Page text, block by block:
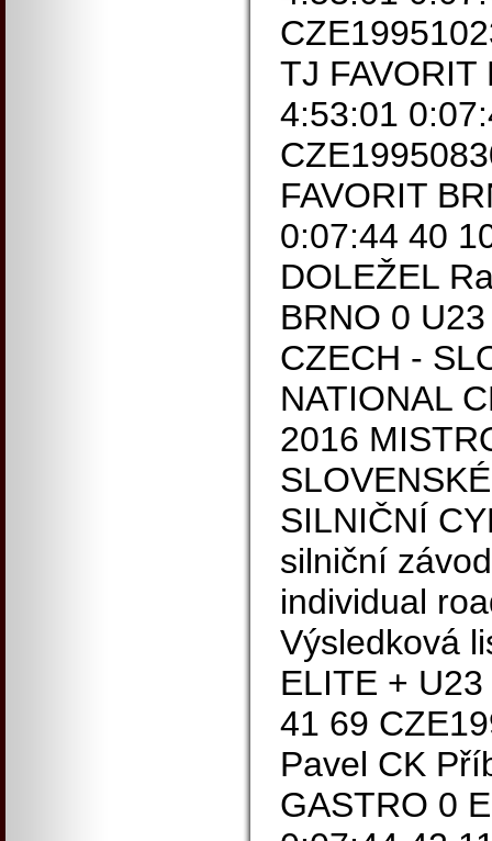
TJ FAVORIT
4:53:01
FAVORIT
0:07:44 40
DOLEŽEL
BRNO 0
CZECH -
NATIONAL
2016
SILNIČNÍ
silniční
individual
Výsledková
ELITE + U23
41 69
Pavel CK
GASTRO 0